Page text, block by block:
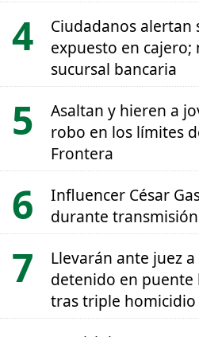
Ciudadanos alertan
expuesto en
sucursal bancaria
Asaltan y hieren a
robo en los límites
Frontera
Influencer César
durante
Llevarán ante juez
detenido en puente
tras triple homicidio